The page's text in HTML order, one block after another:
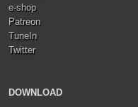
e-shop
Patreon
TuneIn
Twitter
DOWNLOAD